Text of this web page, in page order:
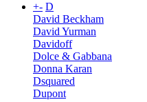
+- D
David Beckham
David Yurman
Davidoff
Dolce & Gabbana
Donna Karan
Dsquared
Dupont